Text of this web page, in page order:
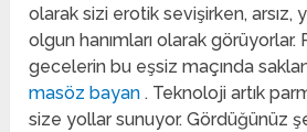
olarak sizi erotik sevişirken, arsız,
olgun hanımları olarak
gecelerin bu eşsiz maçında
masöz bayan. Teknoloji artık
size yollar sunuyor. Gördüğünüz